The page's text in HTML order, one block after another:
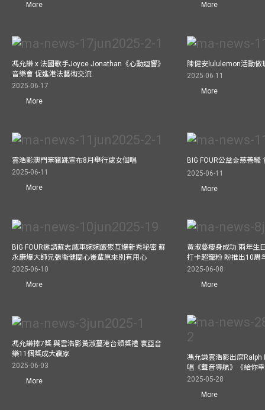
More
More
馮允謙 x 法國歌手Joyce Jonathan《心動迴響》
音樂會 促進港法藝術交流
2025-06-17
More
陳健安lululemon活動做
2025-06-11
More
雲浩影澳門笨豬跳宣布8月舉行處女個唱
2025-06-11
More
BIG FOUR公益⾦慈善
2025-06-11
More
BIG FOUR邀請蘇志威車婉婉飯聚互爆新秀秘密 蘇
永康爆大師兄張衞健關心後輩原來別有用心
2025-06-10
More
黃淑蔓瘦身成功 兩年生
打卡超寵粉 盼推出10周
2025-06-08
More
馮允謙捧7獎 與雲浩影黃淑蔓港台頒獎禮 寰亞音
樂11個獎成大贏家
2025-06-03
More
馮允謙雲浩影出席
唱《聲音導航》《給你
2025-05-28
More